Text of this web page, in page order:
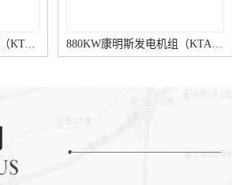
880KW康明斯发电机组（KTA38-G5柴油机） 800KW康明斯发电机组（KTA38-G2A柴油机）